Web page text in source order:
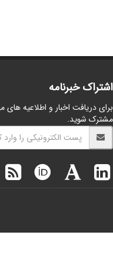
اشتراک خبرنامه
برای دریافت اخبار و اطلاعیه
مشترک شوید.